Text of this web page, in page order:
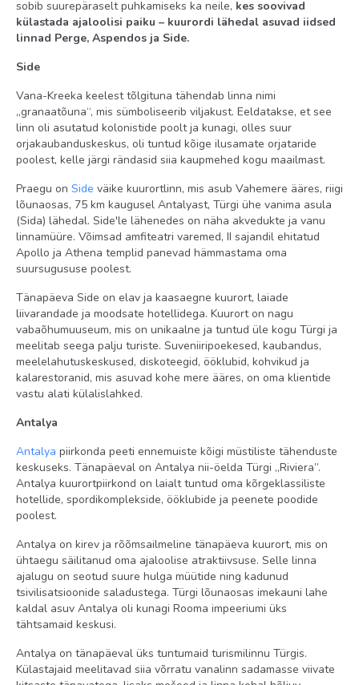
Territoorium
spaa-keskus
keemiline puhastus
juuksur
sisebasseinid: 1
konverentsisaalid: 10 (70-1110 inimesele)
taimetoidud
A la carte restoranid: 5 (idamaine, itaalia, kala, barbeque,
ottomani - eelbroneerimisel, tasuline)
pesumaja
rannarätikud basseini ääres: tasuta
basseinid: 3
Wi-Fi tasuta
arstikabinet
veeliumäed: 18
kino
päikesevarjud ja lamamistoolid basseini ääres: tasuta
Toas
seif: toas, tasuta
konditsioneer: individuaalne
sobib suurepäraselt puhkamiseks ka neile, kes soovivad
külastada ajaloolisi paiku – kuurordi lähedal asuvad iidsed
linnad Perge, Aspendos ja Side.
Side
Vana-Kreeka keelest tõlgituna tähendab linna nimi
„granaatõuna“, mis sümboliseerib viljakust. Eeldatakse, et see
linn oli asutatud kolonistide poolt ja kunagi, olles suur
orjakaubanduskeskus, oli tuntud kõige ilusamate orjataride
poolest, kelle järgi rändasid siia kaupmehed kogu maailmast.
Praegu on Side väike kuurortlinn, mis asub Vahemere ääres, riigi
lõunaosas, 75 km kaugusel Antalyast, Türgi ühe vanima asula
(Sida) lähedal. Side'le lähenedes on näha akvedukte ja vanu
linnamüüre. Võimsad amfiteatri varemed, II sajandil ehitatud
Apollo ja Athena templid panevad hämmastama oma
suursugususe poolest.
Tänapäeva Side on elav ja kaasaegne kuurort, laiade
liivarandade ja moodsate hotellidega. Kuurort on nagu
vabaõhumuuseum, mis on unikaalne ja tuntud üle kogu Türgi ja
meelitab seega palju turiste. Suveniiripoekesed, kaubandus,
meelelahutuskeskused, diskoteegid, ööklubid, kohvikud ja
kalarestoranid, mis asuvad kohe mere ääres, on oma klientide
vastu alati külalislahked.
Antalya
Antalya piirkonda peeti ennemuiste kõigi müstiliste tähenduste
keskuseks. Tänapäeval on Antalya nii-öelda Türgi „Riviera”.
Antalya kuurortpiirkond on laialt tuntud oma kõrgeklassiliste
hotellide, spordikomplekside, ööklubide ja peenete poodide
poolest.
Antalya on kirev ja rõõmsailmeline tänapäeva kuurort, mis on
ühtaegu säilitanud oma ajaloolise atraktiivsuse. Selle linna
ajalugu on seotud suure hulga müütide ning kadunud
tsivilisatsioonide saladustega. Türgi lõunaosas imekauni lahe
kaldal asuv Antalya oli kunagi Rooma impeeriumi üks
tähtsamaid keskusi.
Antalya on tänapäeval üks tuntumaid turismilinnu Türgis.
Külastajaid meelitavad siia võrratu vanalinn sadamasse viivate